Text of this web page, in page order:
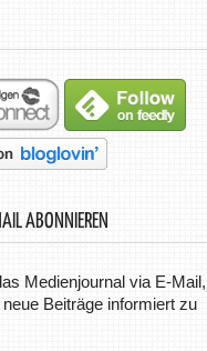
ABONNIEREN
Medienjournal via E-
Beiträge informiert zu